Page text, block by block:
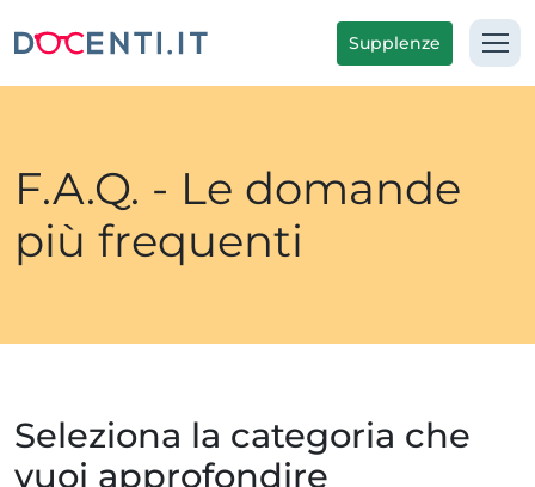
Supplenze
F.A.Q. - Le domande
più frequenti
Seleziona la categoria che
vuoi approfondire